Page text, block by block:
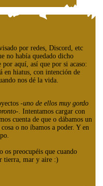
por redes, Discord, etc
no había quedado dicho
aquí, así que por si acaso:
en hiatus, con intención de
nos dé la vida.
-uno de ellos muy gordo
. Intentamos cargar con
cuenta de que o dábamos un
o no íbamos a poder. Y en
os preocupéis que cuando
tierra, mar y aire :)